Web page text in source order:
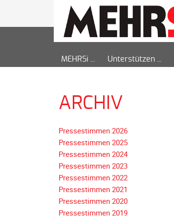
MEHRSi Unterstützen
ARCHIV
Pressestimmen 2026
Pressestimmen 2025
Pressestimmen 2024
Pressestimmen 2023
Pressestimmen 2022
Pressestimmen 2021
Pressestimmen 2020
Pressestimmen 2019